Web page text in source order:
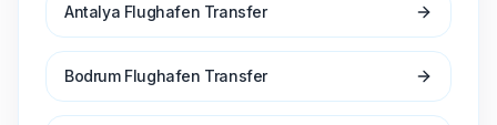
Antalya Flughafen Transfer
Bodrum Flughafen Transfer